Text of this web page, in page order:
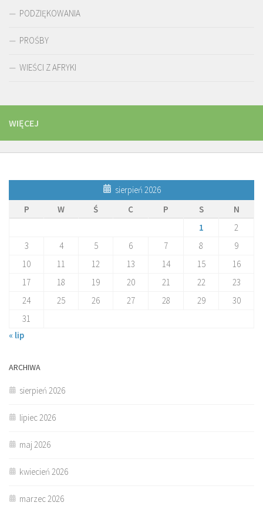
PODZIĘKOWANIA
PROŚBY
WIEŚCI Z AFRYKI
WIĘCEJ
sierpień 2026
P
W Ś C P S
N
1
2
3
4 5 6 7 8
9
10
11 12 13 14 15
16
17
18 19 20 21 22
23
24
25 26 27 28 29
30
31
« lip
ARCHIWA
sierpień 2026
lipiec 2026
maj 2026
kwiecień 2026
marzec 2026